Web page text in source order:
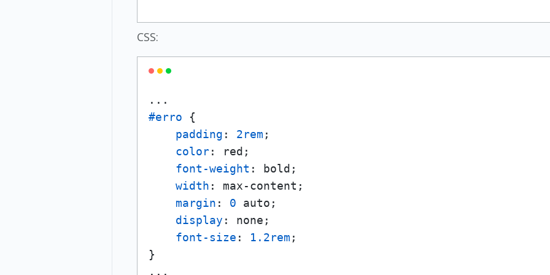
CSS:
#erro {
padding : 2rem ;
color: red;
font-weight : bold;
width : max-content;
margin : 0 auto;
display : none;
font-size : 1.2rem ;
}
...